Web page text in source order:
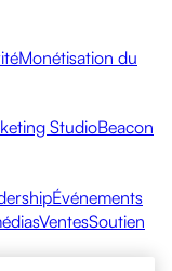
Monétisation du
StudioBeacon
Événements
VentesSoutien